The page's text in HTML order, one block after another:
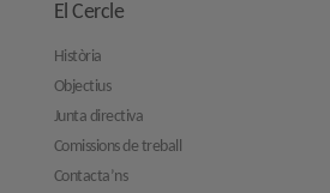
El Cercle
Història
Objectius
Junta directiva
Comissions de treball
Contacta’ns